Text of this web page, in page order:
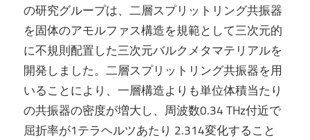
の研究グループは、二層スプリットリング共振器
を固体のアモルファス構造を規範として三次元的
に不規則配置した三次元バルクメタマテリアルを
開発しました。二層スプリットリング共振器を用
いることにより、一層構造よりも単位体積当たり
の共振器の密度が増大し、周波数0.34 THz付近で
屈折率が1テラヘルツあたり 2.314変化すること